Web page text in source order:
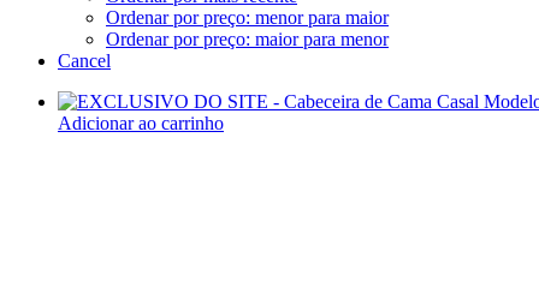
Ordenar por preço: menor para maior
Ordenar por preço: maior para menor
Cancel
Adicionar ao carrinho